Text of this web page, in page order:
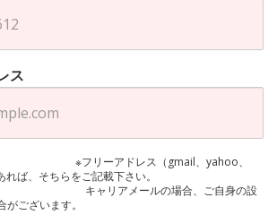
ス
※フリーアドレス（gmail、yahoo、
ば、そちらをご記載下さい。
ールの場合、ご自身の設
ございます。